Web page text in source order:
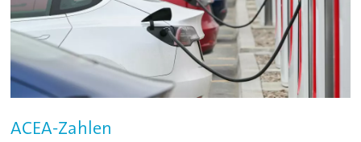
ACEA-Zahlen